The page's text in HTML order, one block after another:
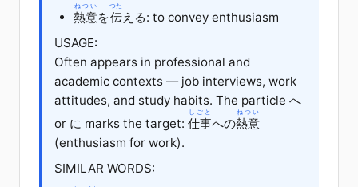
熱意
ねつい
を伝
つた
える: to convey enthusiasm
USAGE:
Often appears in professional and
academic contexts — job interviews, work
attitudes, and study habits. The particle へ
or に marks the target: 仕事
しごと
への熱意
ねつい
(enthusiasm for work).
SIMILAR WORDS: